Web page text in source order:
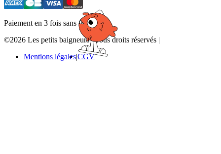
Paiement en 3 fois sans frais
©2026 Les petits baigneurs | Tous droits réservés |
Mentions légalesCGV